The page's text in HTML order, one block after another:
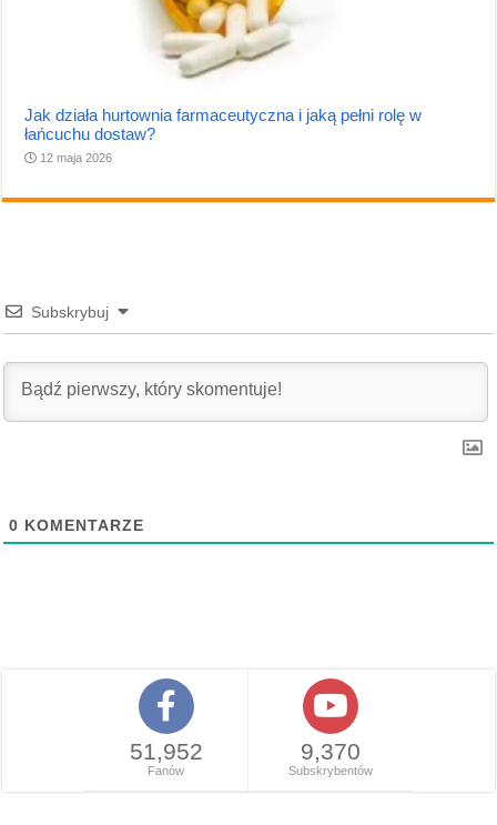
Jak działa hurtownia farmaceutyczna i jaką pełni rolę w
łańcuchu dostaw?
12 maja 2026
Subskrybuj
0 KOMENTARZE
51,952
Fanów
9,370
Subskrybentów